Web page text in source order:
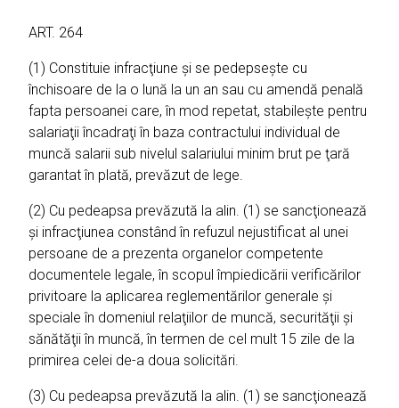
ART. 264
(1) Constituie infracţiune şi se pedepseşte cu
închisoare de la o lună la un an sau cu amendă penală
fapta persoanei care, în mod repetat, stabileşte pentru
salariaţii încadraţi în baza contractului individual de
muncă salarii sub nivelul salariului minim brut pe ţară
garantat în plată, prevăzut de lege.
(2) Cu pedeapsa prevăzută la alin. (1) se sancţionează
şi infracţiunea constând în refuzul nejustificat al unei
persoane de a prezenta organelor competente
documentele legale, în scopul împiedicării verificărilor
privitoare la aplicarea reglementărilor generale şi
speciale în domeniul relaţiilor de muncă, securităţii şi
sănătăţii în muncă, în termen de cel mult 15 zile de la
primirea celei de-a doua solicitări.
(3) Cu pedeapsa prevăzută la alin. (1) se sancţionează